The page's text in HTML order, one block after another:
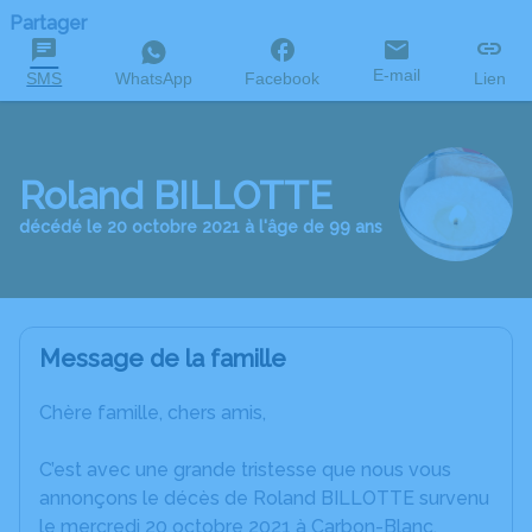
Partager
SMS WhatsApp Facebook E-mail Lien
Roland BILLOTTE
décédé le 20 octobre 2021 à l'âge de 99 ans
Message de la famille
Chère famille, chers amis,
C’est avec une grande tristesse que nous vous
annonçons le décès de Roland BILLOTTE survenu
le mercredi 20 octobre 2021 à Carbon-Blanc.